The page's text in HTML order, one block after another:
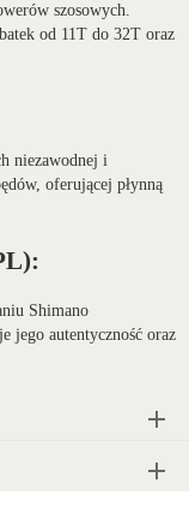
szosowych.
od 11T do 32T oraz
niezawodnej i
oferującej płynną
Shimano
jego autentyczność oraz